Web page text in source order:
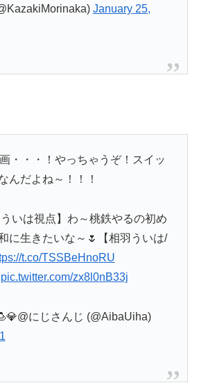
January 25,
・・・！やっちゃうぞ！スイッ
んだよね～！！！
ういは視点】わ～桃鉄やるの初め
に生きたいな～🌷【相羽ういは/
t.co/TSSBeHnoRU
pic.twitter.com/zx8l0nB33j
にじさんじ (@AibaUiha)